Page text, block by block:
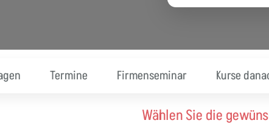
Termine Firmenseminar Kurse
Wählen Sie die